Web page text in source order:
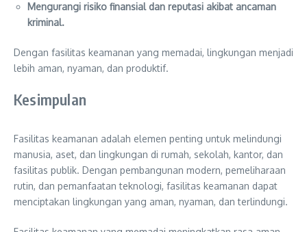
Mengurangi risiko finansial dan reputasi akibat ancaman
kriminal.
Dengan fasilitas keamanan yang memadai, lingkungan menjadi
lebih aman, nyaman, dan produktif.
Kesimpulan
Fasilitas keamanan adalah elemen penting untuk melindungi
manusia, aset, dan lingkungan di rumah, sekolah, kantor, dan
fasilitas publik. Dengan pembangunan modern, pemeliharaan
rutin, dan pemanfaatan teknologi, fasilitas keamanan dapat
menciptakan lingkungan yang aman, nyaman, dan terlindungi.